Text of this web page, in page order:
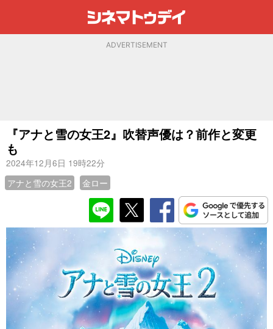
ADVERTISEMENT
『アナと雪の女王2』吹替声優は？前作と変更
も
2024年12月6日 19時22分
アナと雪の女王2
金ロー